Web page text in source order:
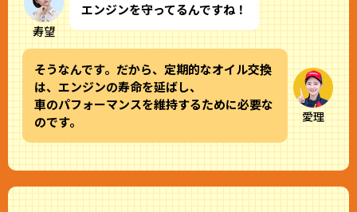
寿望
エンジンを守ってるんですね！
愛理
そうなんです。だから、定期的なオイル交換
は、エンジンの寿命を延ばし、
車のパフォーマンスを維持するために必要な
のです。